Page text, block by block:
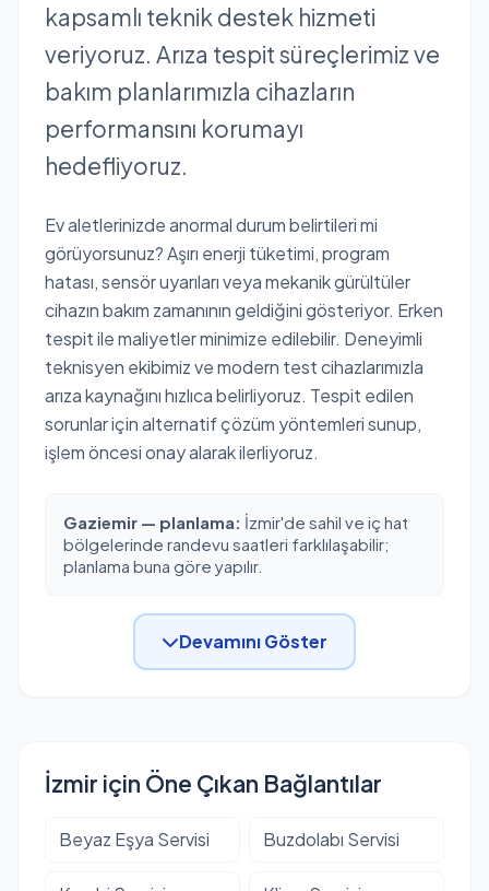
kapsamlı teknik destek hizmeti
veriyoruz. Arıza tespit süreçlerimiz ve
bakım planlarımızla cihazların
performansını korumayı
hedefliyoruz.
Ev aletlerinizde anormal durum belirtileri mi
görüyorsunuz? Aşırı enerji tüketimi, program
hatası, sensör uyarıları veya mekanik gürültüler
cihazın bakım zamanının geldiğini gösteriyor. Erken
tespit ile maliyetler minimize edilebilir. Deneyimli
teknisyen ekibimiz ve modern test cihazlarımızla
arıza kaynağını hızlıca belirliyoruz. Tespit edilen
sorunlar için alternatif çözüm yöntemleri sunup,
işlem öncesi onay alarak ilerliyoruz.
Gaziemir — planlama: İzmir'de sahil ve iç hat
bölgelerinde randevu saatleri farklılaşabilir;
planlama buna göre yapılır.
Devamını Göster
İzmir için Öne Çıkan Bağlantılar
Beyaz Eşya Servisi Buzdolabı Servisi